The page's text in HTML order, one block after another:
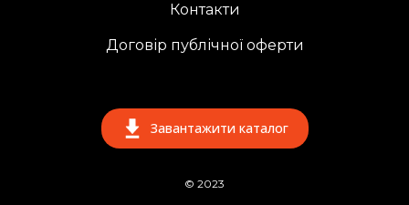
Контакти
Договір публічної оферти
Завантажити каталог
© 2023